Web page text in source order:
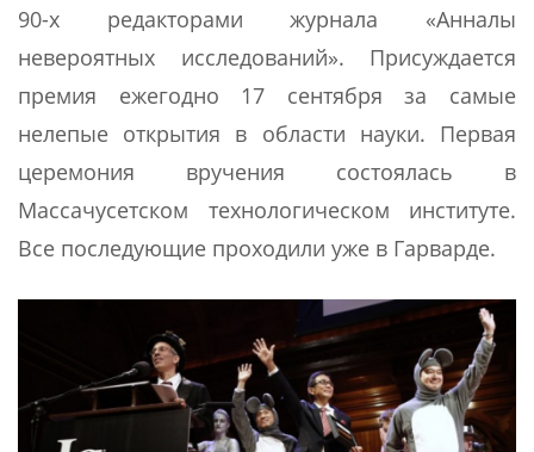
90-х редакторами журнала «Анналы
невероятных исследований». Присуждается
премия ежегодно 17 сентября за самые
нелепые открытия в области науки. Первая
церемония вручения состоялась в
Массачусетском технологическом институте.
Все последующие проходили уже в Гарварде.